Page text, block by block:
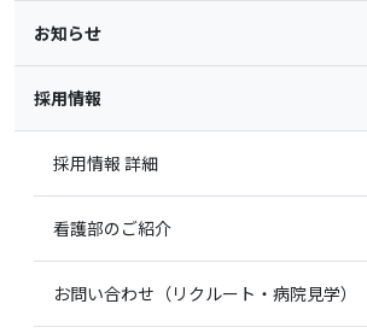
お知らせ
採用情報
採用情報 詳細
看護部のご紹介
お問い合わせ（リクルート・病院見学）